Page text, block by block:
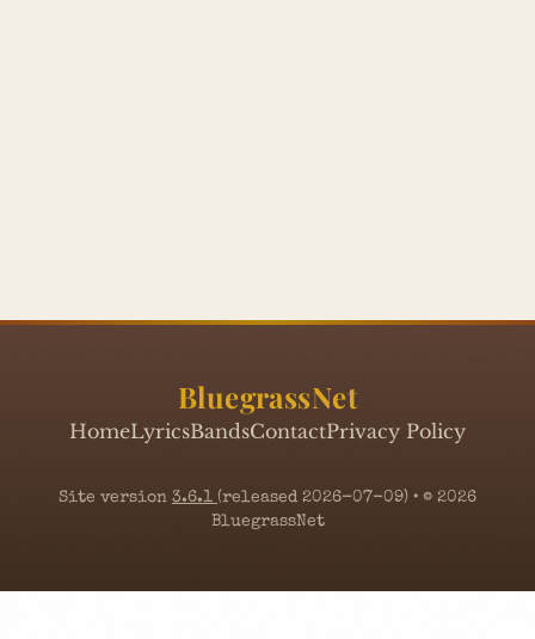
BluegrassNet
HomeLyricsBandsContactPrivacy Policy
Site version 3.6.1 (released 2026-07-09) • © 2026
BluegrassNet